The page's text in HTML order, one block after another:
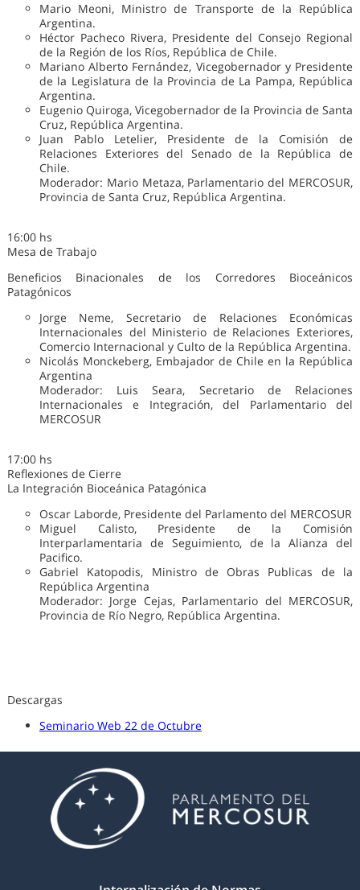
Mario Meoni, Ministro de Transporte de la República
Argentina.
Héctor Pacheco Rivera, Presidente del Consejo Regional
de la Región de los Ríos, República de Chile.
Mariano Alberto Fernández, Vicegobernador y Presidente
de la Legislatura de la Provincia de La Pampa, República
Argentina.
Eugenio Quiroga, Vicegobernador de la Provincia de Santa
Cruz, República Argentina.
Juan Pablo Letelier, Presidente de la Comisión de
Relaciones Exteriores del Senado de la República de
Chile.
Moderador: Mario Metaza, Parlamentario del MERCOSUR,
Provincia de Santa Cruz, República Argentina.
16:00 hs
Mesa de Trabajo
Beneficios Binacionales de los Corredores Bioceánicos
Patagónicos
Jorge Neme, Secretario de Relaciones Económicas
Internacionales del Ministerio de Relaciones Exteriores,
Comercio Internacional y Culto de la República Argentina.
Nicolás Monckeberg, Embajador de Chile en la República
Argentina
Moderador: Luis Seara, Secretario de Relaciones
Internacionales e Integración, del Parlamentario del
MERCOSUR
17:00 hs
Reflexiones de Cierre
La Integración Bioceánica Patagónica
Oscar Laborde, Presidente del Parlamento del MERCOSUR
Miguel Calisto, Presidente de la Comisión
Interparlamentaria de Seguimiento, de la Alianza del
Pacifico.
Gabriel Katopodis, Ministro de Obras Publicas de la
República Argentina
Moderador: Jorge Cejas, Parlamentario del MERCOSUR,
Provincia de Río Negro, República Argentina.
Descargas
Seminario Web 22 de Octubre